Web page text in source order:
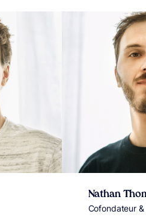
Nathan
Cofondateur